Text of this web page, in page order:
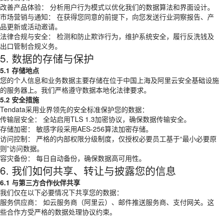
改善产品体验： 分析用户行为模式以优化我们的数据算法和界面设计。
市场营销与通知： 在获得您同意的前提下，向您发送行业洞察报告、产
品更新或活动邀请。
法律合规与安全： 检测和防止欺诈行为，维护系统安全，履行反洗钱及
出口管制合规义务。
5. 数据的存储与保护
5.1 存储地点
您的个人信息和业务数据主要存储在位于中国上海及阿里云安全基础设施
的服务器上。我们严格遵守数据本地化法律要求。
5.2 安全措施
Tendata采用业界领先的安全标准保护您的数据：
传输层安全： 全站启用TLS 1.3加密协议，确保数据传输安全。
存储加密： 敏感字段采用AES-256算法加密存储。
访问控制： 严格的内部权限分级制度，仅授权必要员工基于“最小必要原
则”访问数据。
容灾备份： 每日自动备份，确保数据高可用性。
6. 我们如何共享、转让与披露您的信息
6.1 与第三方合作伙伴共享
我们仅在以下必要情况下共享您的数据：
服务供应商： 如云服务商（阿里云）、邮件推送服务商、支付网关。这
些合作方受严格的数据处理协议约束。